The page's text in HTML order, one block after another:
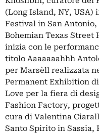
(Long Island, NY,
Festival in San
Bohemian Texas Street
inizia con le
titolo Aaaaaaahhh
per Marsèll realizzata
Permanent Exhibition
Love per la fiera di
Fashion Factory,
cura di Valentina
Santo Spirito in Sassia,